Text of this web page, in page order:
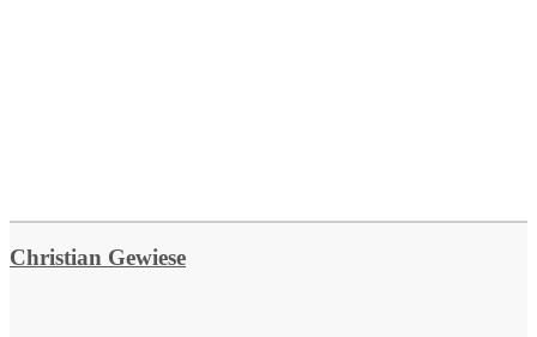
Christian Gewiese